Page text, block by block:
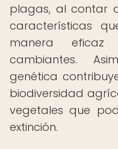
plagas, al contar
características
manera eficaz
cambiantes.
genética
biodiversidad
vegetales que
extinción.